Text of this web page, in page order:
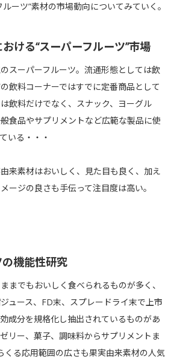
ーツ”素材の市場動向についてみていく。
ける“スーパーフルーツ”市場
スーパーフルーツ。流通形態としては飲
飲料コーナーではすでに定番商品として
飲料だけでなく、スナック、ヨーグル
食品やサプリメントなど広範な製品に使
いる・・・
来素材はおいしく、見た目も良く、加え
ージの良さも手伝って注目度は高い。
機能性研究
までもおいしく食べられるものが多く、
ュース、FD末、スプレードライ末で上市
成分を規格化し抽出されているものがあ
リー、菓子、調味料からサプリメントま
くる応用範囲の広さも果実由来素材の人気